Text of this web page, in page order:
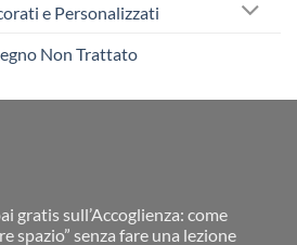
e Personalizzati
Non Trattato
gratis sull’Accoglienza: come
spazio” senza fare una lezione